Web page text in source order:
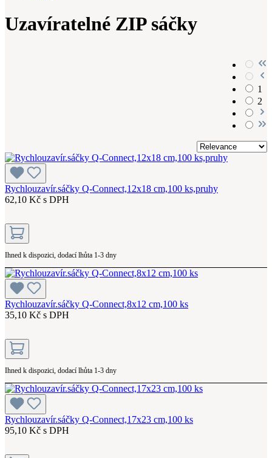
Uzavíratelné ZIP sáčky
1
2
Rychlouzavír.sáčky Q-Connect,12x18 cm,100 ks,pruhy
62,10 Kč s DPH
Ihned k dispozici, dodací lhůta 1-3 dny
Rychlouzavír.sáčky Q-Connect,8x12 cm,100 ks
35,10 Kč s DPH
Ihned k dispozici, dodací lhůta 1-3 dny
Rychlouzavír.sáčky Q-Connect,17x23 cm,100 ks
95,10 Kč s DPH